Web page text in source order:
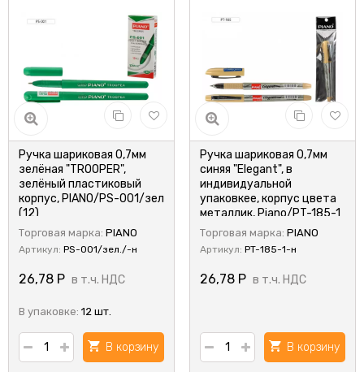
Ручка шариковая 0,7мм
зелёная "TROOPER",
зелёный пластиковый
корпус, PIANO/PS-001/зел
(12)
Торговая марка: PIANO
Артикул: PS-001/зел./-н
26,78 Р в т.ч. НДС
В упаковке: 12 шт.
В корзину
Ручка шариковая 0,7мм
синяя "Elegant", в
индивидуальной
упаковкее, корпус цвета
металлик, Piano/PT-185-1
Торговая марка: PIANO
Артикул: PT-185-1-н
26,78 Р в т.ч. НДС
В корзину